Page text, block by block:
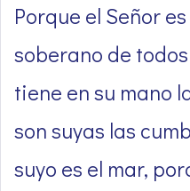
Porque el Señor
soberano de
tiene en su mano
son suyas las
suyo es el mar,